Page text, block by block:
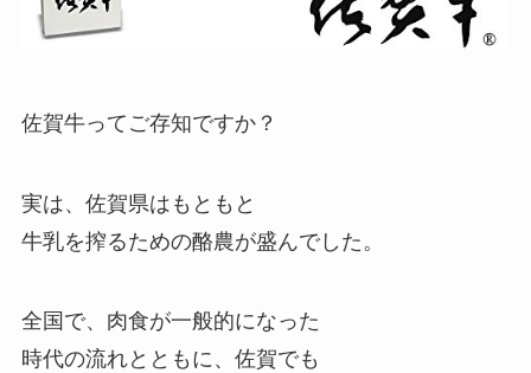
佐賀牛ってご存知ですか？
実は、佐賀県はもともと
牛乳を搾るための酪農が盛んでした。
全国で、肉食が一般的になった
時代の流れとともに、佐賀でも